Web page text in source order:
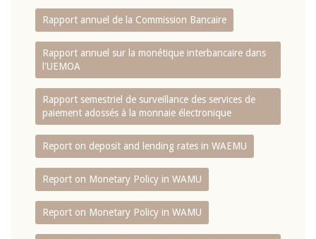
Rapport annuel de la Commission Bancaire
Rapport annuel sur la monétique interbancaire dans
l'UEMOA
Rapport semestriel de surveillance des services de
paiement adossés à la monnaie électronique
Report on deposit and lending rates in WAEMU
Report on Monetary Policy in WAMU
Report on Monetary Policy in WAMU